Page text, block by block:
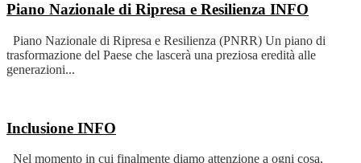
Piano Nazionale di Ripresa e Resilienza INFO
Piano Nazionale di Ripresa e Resilienza (PNRR) Un piano di
trasformazione del Paese che lascerà una preziosa eredità alle
generazioni...
Inclusione INFO
Nel momento in cui finalmente diamo attenzione a ogni cosa,